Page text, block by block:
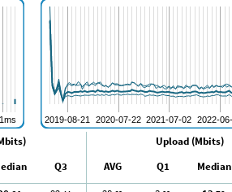
Upload (Mbits)
Q3 AVG Q1 Median